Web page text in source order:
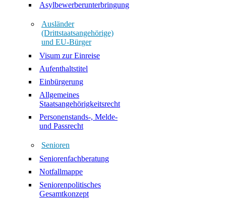
Asylbewerberunterbringung
Ausländer
(Drittstaatsangehörige)
und EU-Bürger
Visum zur Einreise
Aufenthaltstitel
Einbürgerung
Allgemeines
Staatsangehörigkeitsrecht
Personenstands-, Melde-
und Passrecht
Senioren
Seniorenfachberatung
Notfallmappe
Seniorenpolitisches
Gesamtkonzept